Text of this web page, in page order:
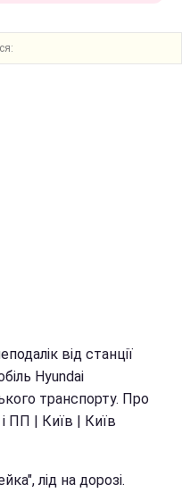
від станції
Hyundai
транспорту. Про
ПП | Київ | Київ
лід на дорозі.